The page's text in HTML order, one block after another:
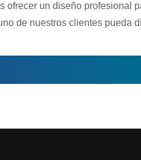
ofrecer un diseño profesional
de nuestros clientes pueda